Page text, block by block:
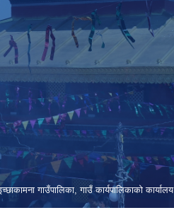
गाउँपालिका, गाउँ कार्यपालिकाको कार्यालय